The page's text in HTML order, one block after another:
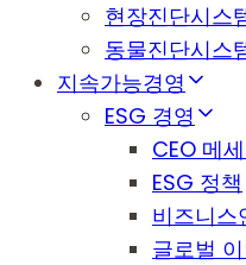
현장진단시스
동물진단시스
지속가능경영
ESG 경영
CEO 메
ESG 정책
비즈니스
글로벌